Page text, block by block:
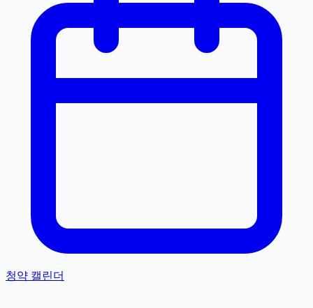
청약 캘린더